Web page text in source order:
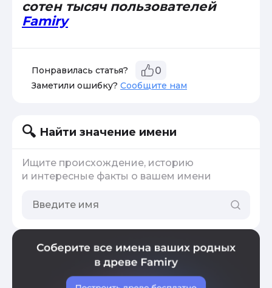
сотен тысяч пользователей
Famiry
Понравилась статья? 0
Заметили ошибку? Сообщите нам
Найти значение имени
Ищите происхождение, историю
и интересные факты о вашем имени